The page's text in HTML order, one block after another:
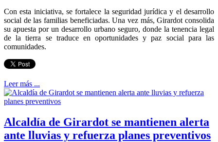
Con esta iniciativa, se fortalece la seguridad jurídica y el desarrollo
social de las familias beneficiadas. Una vez más, Girardot consolida
su apuesta por un desarrollo urbano seguro, donde la tenencia legal
de la tierra se traduce en oportunidades y paz social para las
comunidades.
Leer más ...
Alcaldía de Girardot se mantienen alerta
ante lluvias y refuerza planes preventivos